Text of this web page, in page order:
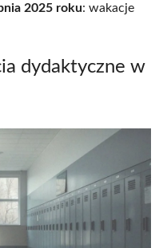
2025 roku: wakacje
dydaktyczne w